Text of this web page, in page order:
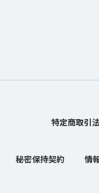
特定商取引
秘密保持契約 情